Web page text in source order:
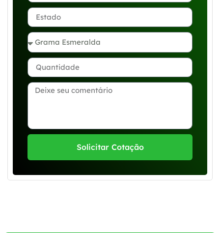
Solicitar Cotação